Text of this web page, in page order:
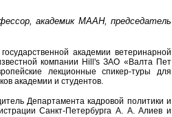
академик МААН, председатель
академии ветеринарной
компании Hill's ЗАО «Валта Пет
лекционные спикер-туры для
академии и студентов.
Департамента кадровой политики и
Санкт-Петербурга А. А. Алиев и